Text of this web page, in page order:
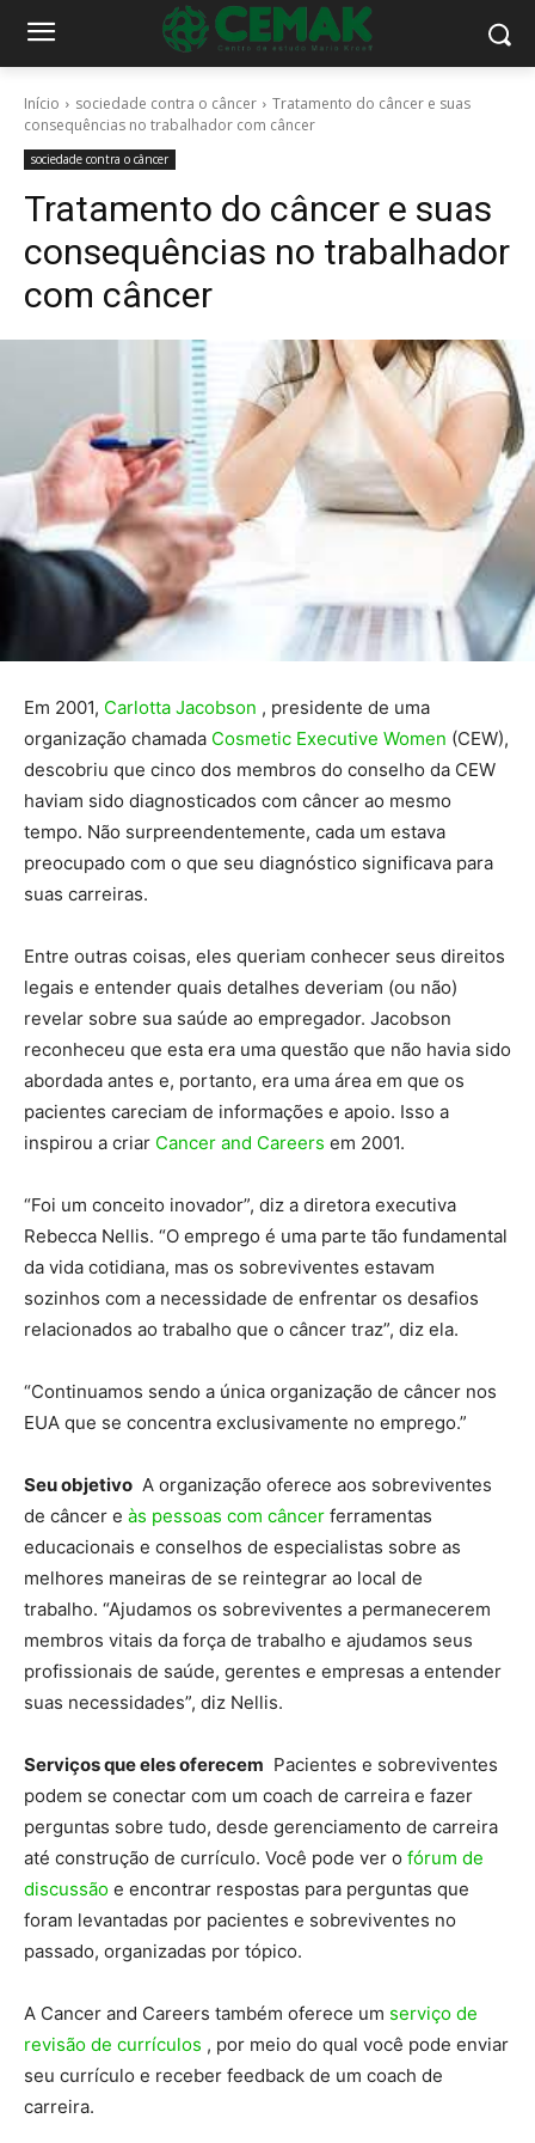
Início sociedade contra o câncer
Tratamento do câncer e suas
consequências no trabalhador com câncer
sociedade contra o câncer
Tratamento do câncer e suas
consequências no trabalhador
com câncer
Em 2001, Carlotta Jacobson , presidente de uma
organização chamada Cosmetic Executive Women (CEW),
descobriu que cinco dos membros do conselho da CEW
haviam sido diagnosticados com câncer ao mesmo
tempo. Não surpreendentemente, cada um estava
preocupado com o que seu diagnóstico significava para
suas carreiras.
Entre outras coisas, eles queriam conhecer seus direitos
legais e entender quais detalhes deveriam (ou não)
revelar sobre sua saúde ao empregador. Jacobson
reconheceu que esta era uma questão que não havia sido
abordada antes e, portanto, era uma área em que os
pacientes careciam de informações e apoio. Isso a
inspirou a criar Cancer and Careers em 2001.
“Foi um conceito inovador”, diz a diretora executiva
Rebecca Nellis. “O emprego é uma parte tão fundamental
da vida cotidiana, mas os sobreviventes estavam
sozinhos com a necessidade de enfrentar os desafios
relacionados ao trabalho que o câncer traz”, diz ela.
“Continuamos sendo a única organização de câncer nos
EUA que se concentra exclusivamente no emprego.”
Seu objetivo A organização oferece aos sobreviventes
de câncer e às pessoas com câncer ferramentas
educacionais e conselhos de especialistas sobre as
melhores maneiras de se reintegrar ao local de
trabalho. “Ajudamos os sobreviventes a permanecerem
membros vitais da força de trabalho e ajudamos seus
profissionais de saúde, gerentes e empresas a entender
suas necessidades”, diz Nellis.
Serviços que eles oferecem Pacientes e sobreviventes
podem se conectar com um coach de carreira e fazer
perguntas sobre tudo, desde gerenciamento de carreira
até construção de currículo. Você pode ver o fórum de
discussão e encontrar respostas para perguntas que
foram levantadas por pacientes e sobreviventes no
passado, organizadas por tópico.
A Cancer and Careers também oferece um serviço de
revisão de currículos , por meio do qual você pode enviar
seu currículo e receber feedback de um coach de
carreira.